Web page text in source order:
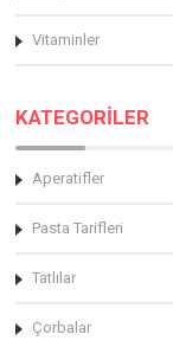
Vitaminler
KATEGORİLER
Aperatifler
Pasta Tarifleri
Tatlılar
Çorbalar